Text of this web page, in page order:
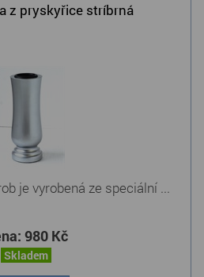
z pryskyřice stríbrná
je vyrobená ze speciální ...
980 Kč
Skladem